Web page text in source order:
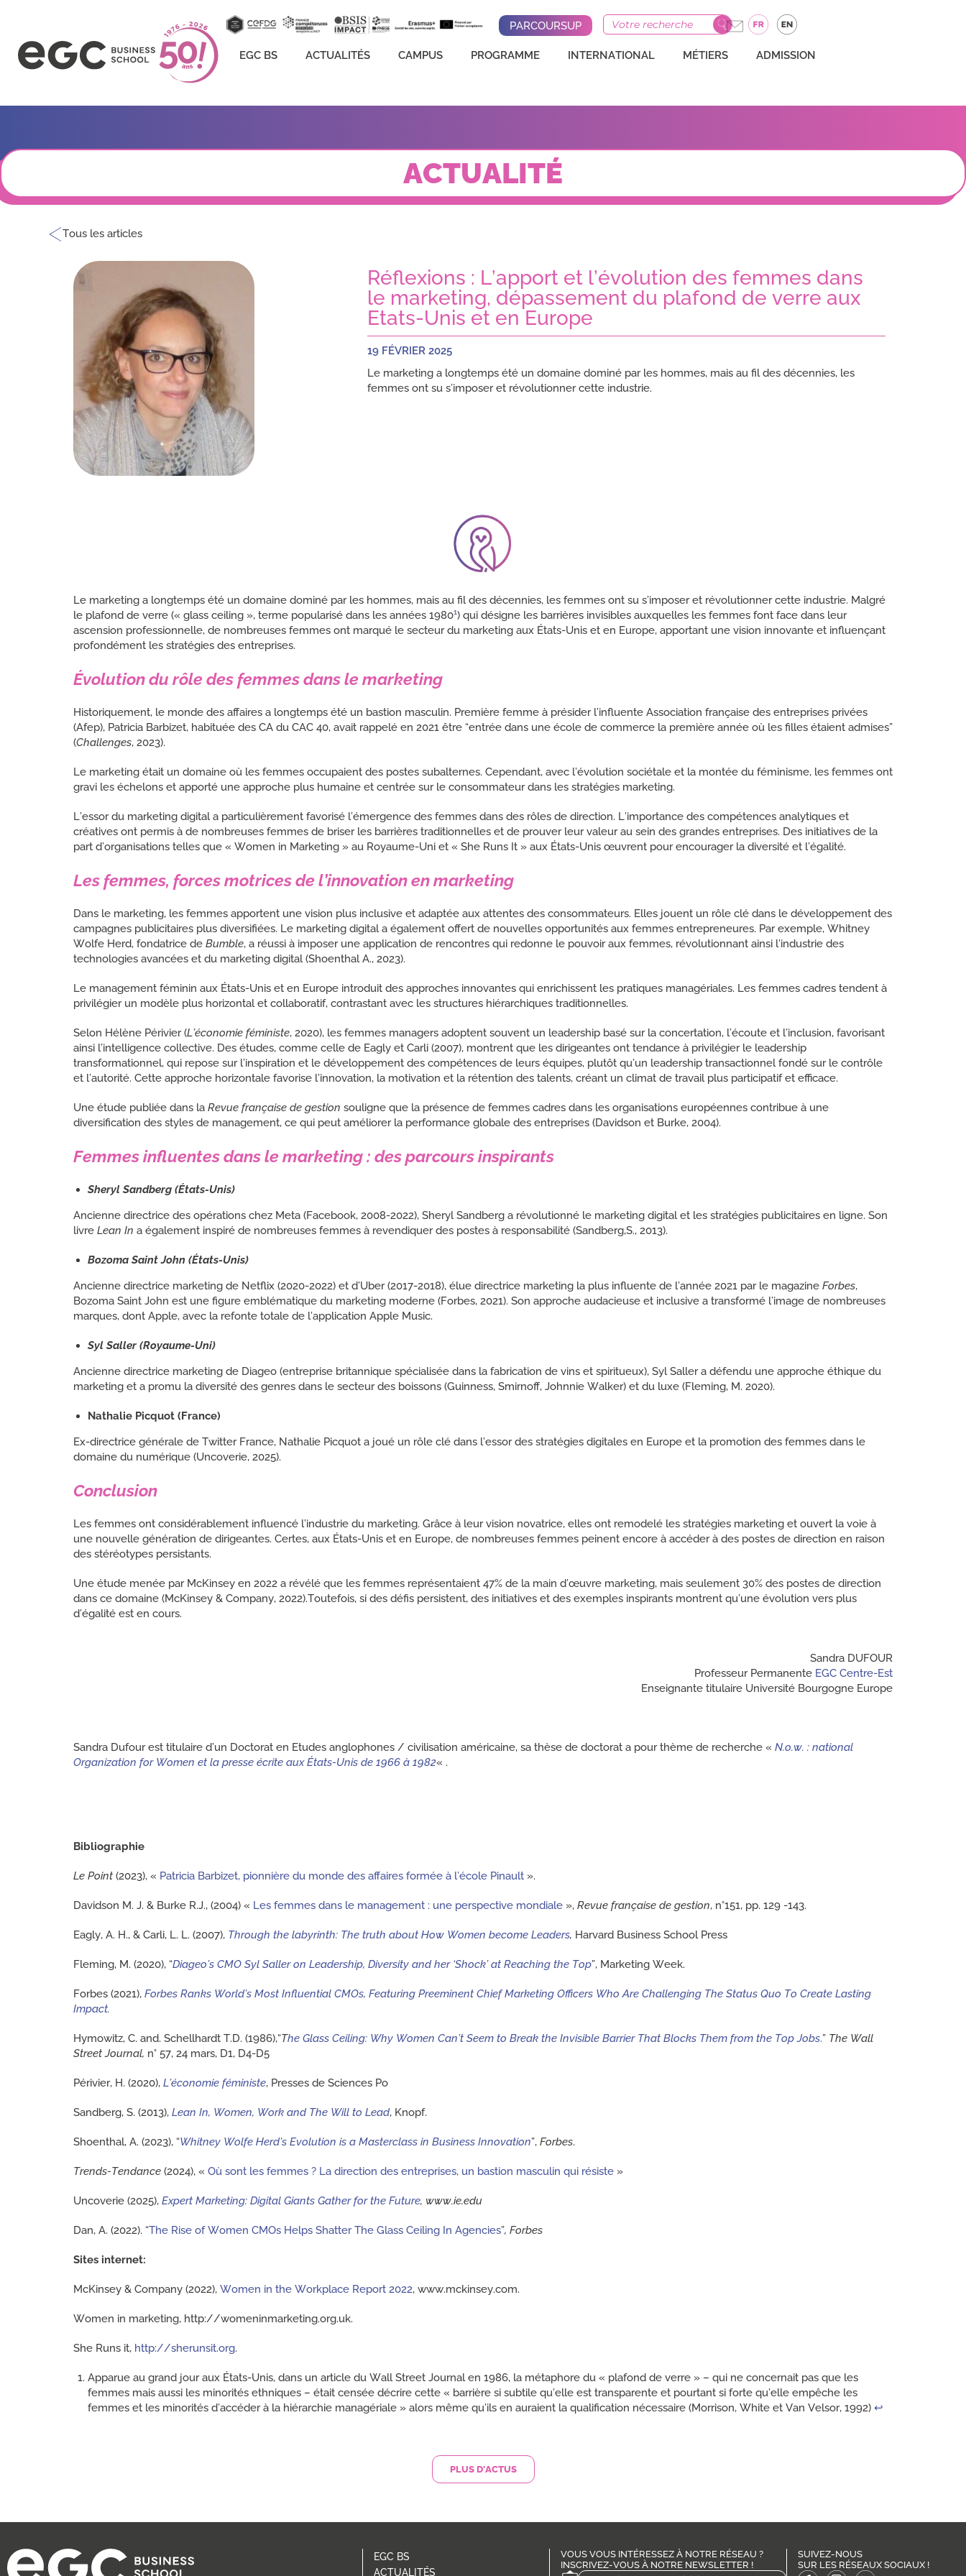
PARCOURSUP
EGC BS ACTUALITÉS CAMPUS PROGRAMME INTERNATIONAL MÉTIERS ADMISSION
EGC BS ACTUALITÉS CAMPUS PROGRAMME INTERNATIONAL
ACTUALITÉ
Tous les articles
Réflexions : L’apport et l’évolution des femmes dans
le marketing, dépassement du plafond de verre aux
Etats-Unis et en Europe
19 FÉVRIER 2025
Le marketing a longtemps été un domaine dominé par les hommes, mais au fil des décennies, les
femmes ont su s’imposer et révolutionner cette industrie.
Le marketing a longtemps été un domaine dominé par les hommes, mais au fil des décennies, les femmes ont su s’imposer et révolutionner cette industrie. Malgré
le plafond de verre (« glass ceiling », terme popularisé dans les années 19801) qui désigne les barrières invisibles auxquelles les femmes font face dans leur
ascension professionnelle, de nombreuses femmes ont marqué le secteur du marketing aux États-Unis et en Europe, apportant une vision innovante et influençant
profondément les stratégies des entreprises.
Évolution du rôle des femmes dans le marketing
Historiquement, le monde des affaires a longtemps été un bastion masculin. Première femme à présider l’influente Association française des entreprises privées
(Afep), Patricia Barbizet, habituée des CA du CAC 40, avait rappelé en 2021 être “entrée dans une école de commerce la première année où les filles étaient admises”
(Challenges, 2023).
Le marketing était un domaine où les femmes occupaient des postes subalternes. Cependant, avec l’évolution sociétale et la montée du féminisme, les femmes ont
gravi les échelons et apporté une approche plus humaine et centrée sur le consommateur dans les stratégies marketing.
L’essor du marketing digital a particulièrement favorisé l’émergence des femmes dans des rôles de direction. L’importance des compétences analytiques et
créatives ont permis à de nombreuses femmes de briser les barrières traditionnelles et de prouver leur valeur au sein des grandes entreprises. Des initiatives de la
part d’organisations telles que « Women in Marketing » au Royaume-Uni et « She Runs It » aux États-Unis œuvrent pour encourager la diversité et l’égalité.
Les femmes, forces motrices de l’innovation en marketing
Dans le marketing, les femmes apportent une vision plus inclusive et adaptée aux attentes des consommateurs. Elles jouent un rôle clé dans le développement des
campagnes publicitaires plus diversifiées. Le marketing digital a également offert de nouvelles opportunités aux femmes entrepreneures. Par exemple, Whitney
Wolfe Herd, fondatrice de Bumble, a réussi à imposer une application de rencontres qui redonne le pouvoir aux femmes, révolutionnant ainsi l’industrie des
technologies avancées et du marketing digital (Shoenthal A., 2023).
Le management féminin aux États-Unis et en Europe introduit des approches innovantes qui enrichissent les pratiques managériales. Les femmes cadres tendent à
privilégier un modèle plus horizontal et collaboratif, contrastant avec les structures hiérarchiques traditionnelles.
Selon Hélène Périvier (L’économie féministe, 2020), les femmes managers adoptent souvent un leadership basé sur la concertation, l’écoute et l’inclusion, favorisant
ainsi l’intelligence collective. Des études, comme celle de Eagly et Carli (2007), montrent que les dirigeantes ont tendance à privilégier le leadership
transformationnel, qui repose sur l’inspiration et le développement des compétences de leurs équipes, plutôt qu’un leadership transactionnel fondé sur le contrôle
et l’autorité. Cette approche horizontale favorise l’innovation, la motivation et la rétention des talents, créant un climat de travail plus participatif et efficace.
Une étude publiée dans la Revue française de gestion souligne que la présence de femmes cadres dans les organisations européennes contribue à une
diversification des styles de management, ce qui peut améliorer la performance globale des entreprises (Davidson et Burke, 2004).
Femmes influentes dans le marketing : des parcours inspirants
Sheryl Sandberg (États-Unis)
Ancienne directrice des opérations chez Meta (Facebook, 2008-2022), Sheryl Sandberg a révolutionné le marketing digital et les stratégies publicitaires en ligne. Son
livre Lean In a également inspiré de nombreuses femmes à revendiquer des postes à responsabilité (Sandberg,S., 2013).
Bozoma Saint John (États-Unis)
Ancienne directrice marketing de Netflix (2020-2022) et d’Uber (2017-2018), élue directrice marketing la plus influente de l’année 2021 par le magazine Forbes,
Bozoma Saint John est une figure emblématique du marketing moderne (Forbes, 2021). Son approche audacieuse et inclusive a transformé l’image de nombreuses
marques, dont Apple, avec la refonte totale de l’application Apple Music.
Syl Saller (Royaume-Uni)
Ancienne directrice marketing de Diageo (entreprise britannique spécialisée dans la fabrication de vins et spiritueux), Syl Saller a défendu une approche éthique du
marketing et a promu la diversité des genres dans le secteur des boissons (Guinness, Smirnoff, Johnnie Walker) et du luxe (Fleming, M. 2020).
Nathalie Picquot (France)
Ex-directrice générale de Twitter France, Nathalie Picquot a joué un rôle clé dans l’essor des stratégies digitales en Europe et la promotion des femmes dans le
domaine du numérique (Uncoverie, 2025).
Conclusion
Les femmes ont considérablement influencé l’industrie du marketing. Grâce à leur vision novatrice, elles ont remodelé les stratégies marketing et ouvert la voie à
une nouvelle génération de dirigeantes. Certes, aux États-Unis et en Europe, de nombreuses femmes peinent encore à accéder à des postes de direction en raison
des stéréotypes persistants.
Une étude menée par McKinsey en 2022 a révélé que les femmes représentaient 47% de la main d’œuvre marketing, mais seulement 30% des postes de direction
dans ce domaine (McKinsey & Company, 2022).Toutefois, si des défis persistent, des initiatives et des exemples inspirants montrent qu’une évolution vers plus
d’égalité est en cours.
Sandra DUFOUR
Professeur Permanente EGC Centre-Est
Enseignante titulaire Université Bourgogne Europe
Sandra Dufour est titulaire d’un Doctorat en Etudes anglophones / civilisation américaine, sa thèse de doctorat a pour thème de recherche « N.o.w. : national
Organization for Women et la presse écrite aux États-Unis de 1966 à 1982« .
Bibliographie
Le Point (2023), « Patricia Barbizet, pionnière du monde des affaires formée à l’école Pinault ».
Davidson M. J. & Burke R.J., (2004) « Les femmes dans le management : une perspective mondiale », Revue française de gestion, n°151, pp. 129 -143.
Eagly, A. H., & Carli, L. L. (2007), Through the labyrinth: The truth about How Women become Leaders, Harvard Business School Press
Fleming, M. (2020), “Diageo’s CMO Syl Saller on Leadership, Diversity and her ‘Shock’ at Reaching the Top”, Marketing Week.
Forbes (2021), Forbes Ranks World’s Most Influential CMOs, Featuring Preeminent Chief Marketing Officers Who Are Challenging The Status Quo To Create Lasting
Impact.
Hymowitz, C. and. Schellhardt T.D. (1986),“The Glass Ceiling: Why Women Can’t Seem to Break the Invisible Barrier That Blocks Them from the Top Jobs.” The Wall
Street Journal, n° 57, 24 mars, D1, D4-D5
Périvier, H. (2020), L’économie féministe, Presses de Sciences Po
Sandberg, S. (2013), Lean In, Women, Work and The Will to Lead, Knopf.
Shoenthal, A. (2023), “Whitney Wolfe Herd’s Evolution is a Masterclass in Business Innovation”, Forbes.
Trends-Tendance (2024), « Où sont les femmes ? La direction des entreprises, un bastion masculin qui résiste »
Uncoverie (2025), Expert Marketing: Digital Giants Gather for the Future, www.ie.edu
Dan, A. (2022). “The Rise of Women CMOs Helps Shatter The Glass Ceiling In Agencies”, Forbes
Sites internet:
McKinsey & Company (2022), Women in the Workplace Report 2022, www.mckinsey.com.
Women in marketing, http://womeninmarketing.org.uk.
She Runs it, http://sherunsit.org.
Apparue au grand jour aux États-Unis, dans un article du Wall Street Journal en 1986, la métaphore du « plafond de verre » – qui ne concernait pas que les
femmes mais aussi les minorités ethniques – était censée décrire cette « barrière si subtile qu’elle est transparente et pourtant si forte qu’elle empêche les
femmes et les minorités d’accéder à la hiérarchie managériale » alors même qu’ils en auraient la qualification nécessaire (Morrison, White et Van Velsor, 1992) ↩︎
PLUS D'ACTUS
EGC BS
ACTUALITÉS
VOUS VOUS INTÉRESSEZ À NOTRE RÉSEAU ?
INSCRIVEZ-VOUS À NOTRE NEWSLETTER !
SUIVEZ-NOUS
SUR LES RÉSEAUX SOCIAUX !